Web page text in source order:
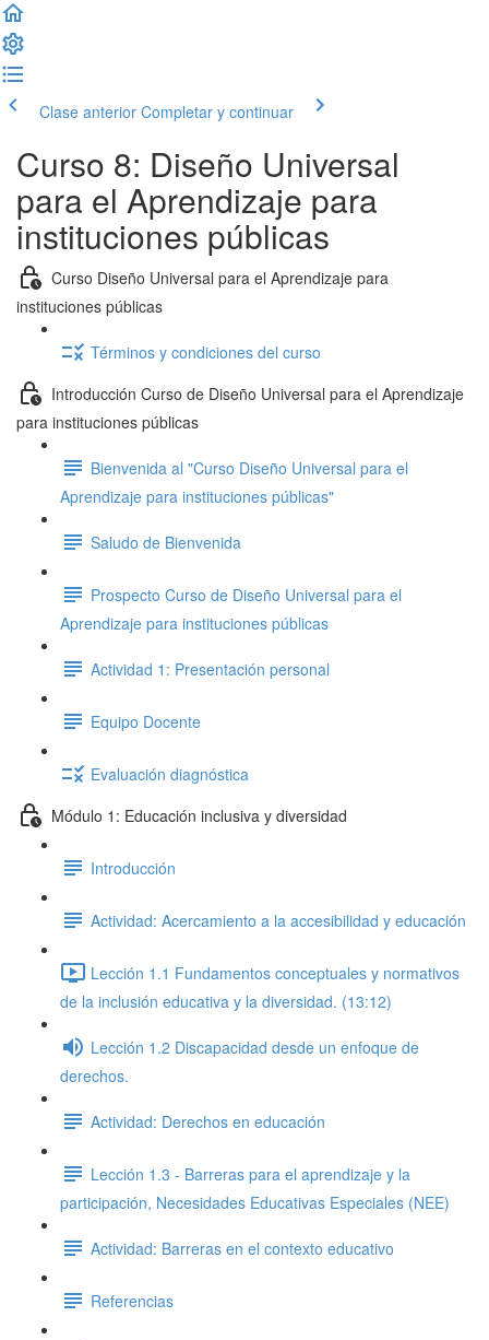
Clase anterior Completar y continuar
Curso 8: Diseño Universal
para el Aprendizaje para
instituciones públicas
Curso Diseño Universal para el Aprendizaje para
instituciones públicas
Términos y condiciones del curso
Introducción Curso de Diseño Universal para el Aprendizaje
para instituciones públicas
Bienvenida al "Curso Diseño Universal para el
Aprendizaje para instituciones públicas"
Saludo de Bienvenida
Prospecto Curso de Diseño Universal para el
Aprendizaje para instituciones públicas
Actividad 1: Presentación personal
Equipo Docente
Evaluación diagnóstica
Módulo 1: Educación inclusiva y diversidad
Introducción
Actividad: Acercamiento a la accesibilidad y educación
Lección 1.1 Fundamentos conceptuales y normativos
de la inclusión educativa y la diversidad. (13:12)
Lección 1.2 Discapacidad desde un enfoque de
derechos.
Actividad: Derechos en educación
Lección 1.3 - Barreras para el aprendizaje y la
participación, Necesidades Educativas Especiales (NEE)
Actividad: Barreras en el contexto educativo
Referencias